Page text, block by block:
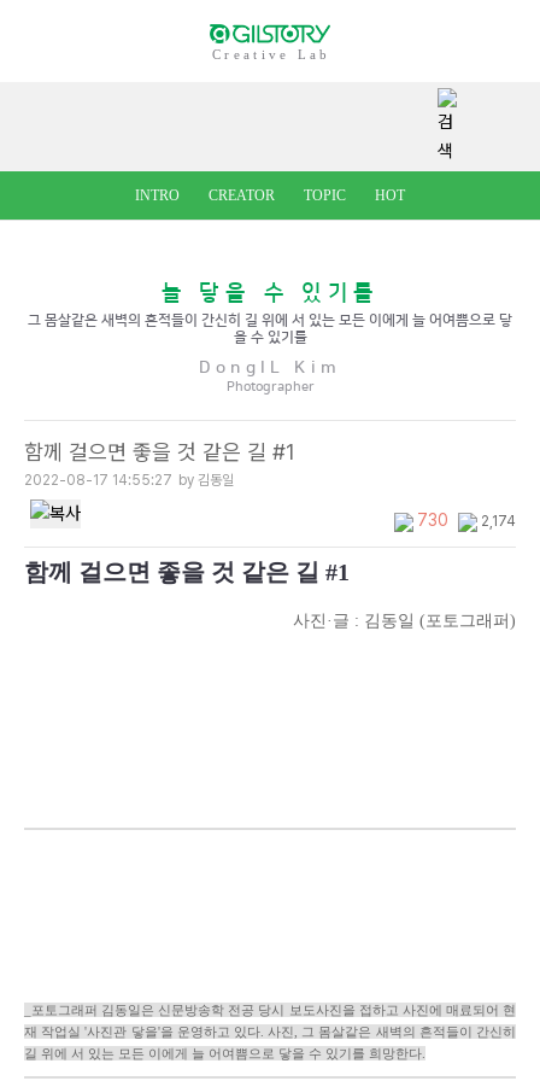
Creative Lab
INTRO CREATOR TOPIC HOT
늘 닿을 수 있기를
그 몸살같은 새벽의 흔적들이 간신히 길 위에 서 있는 모든 이에게 늘 어여쁨으로 닿
을 수 있기를
DongIL Kim
Photographer
함께 걸으면 좋을 것 같은 길 #1
2022-08-17 14:55:27 by 김동일
730 2,174
함께 걸으면 좋을 것 같은 길 #1
사진·글 : 김동일 (포토그래퍼)
_포토그래퍼 김동일은 신문방송학 전공 당시 보도사진을 접하고 사진에 매료되어 현
재 작업실 '사진관 닿을'을 운영하고 있다. 사진, 그 몸살같은 새벽의 흔적들이 간신히
길 위에 서 있는 모든 이에게 늘 어여쁨으로 닿을 수 있기를 희망한다.